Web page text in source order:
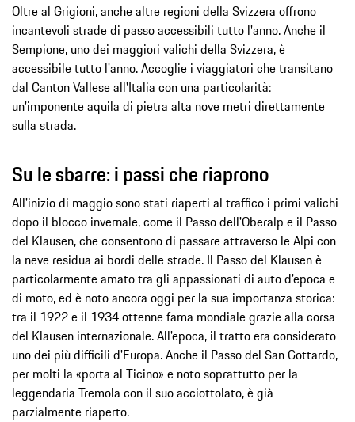
Oltre al Grigioni, anche altre regioni della Svizzera offrono
incantevoli strade di passo accessibili tutto l'anno. Anche il
Sempione, uno dei maggiori valichi della Svizzera, è
accessibile tutto l'anno. Accoglie i viaggiatori che transitano
dal Canton Vallese all'Italia con una particolarità:
un'imponente aquila di pietra alta nove metri direttamente
sulla strada.
Su le sbarre: i passi che riaprono
All'inizio di maggio sono stati riaperti al traffico i primi valichi
dopo il blocco invernale, come il Passo dell'Oberalp e il Passo
del Klausen, che consentono di passare attraverso le Alpi con
la neve residua ai bordi delle strade. Il Passo del Klausen è
particolarmente amato tra gli appassionati di auto d'epoca e
di moto, ed è noto ancora oggi per la sua importanza storica:
tra il 1922 e il 1934 ottenne fama mondiale grazie alla corsa
del Klausen internazionale. All'epoca, il tratto era considerato
uno dei più difficili d'Europa. Anche il Passo del San Gottardo,
per molti la «porta al Ticino» e noto soprattutto per la
leggendaria Tremola con il suo acciottolato, è già
parzialmente riaperto.